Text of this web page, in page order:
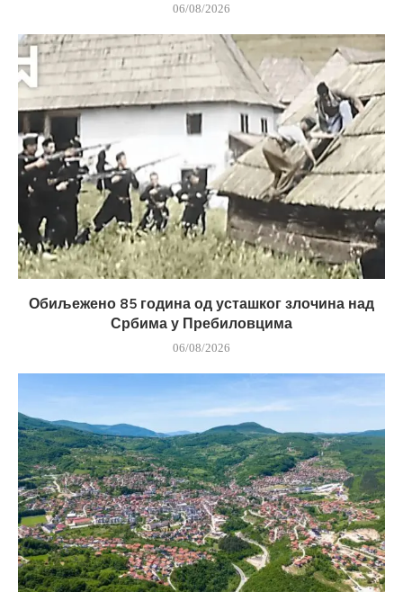
06/08/2026
Обиљежено 85 година од усташког злочина над
Србима у Пребиловцима
06/08/2026